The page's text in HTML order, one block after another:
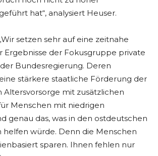
hat“, analysiert Heuser.
setzen sehr auf eine zeitnahe
Ergebnisse der Fokusgruppe private
Bundesregierung. Deren
stärkere staatliche Förderung der
Altersvorsorge mit zusätzlichen
Menschen mit niedrigen
genau das, was in den ostdeutschen
helfen würde. Denn die Menschen
sparen. Ihnen fehlen nur